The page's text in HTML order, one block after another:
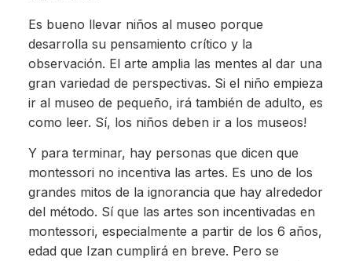
Es bueno llevar niños al museo porque
desarrolla su pensamiento crítico y la
observación. El arte amplia las mentes al dar una
gran variedad de perspectivas. Si el niño empieza
ir al museo de pequeño, irá también de adulto, es
como leer. Sí, los niños deben ir a los museos!
Y para terminar, hay personas que dicen que
montessori no incentiva las artes. Es uno de los
grandes mitos de la ignorancia que hay alrededor
del método. Sí que las artes son incentivadas en
montessori, especialmente a partir de los 6 años,
edad que Izan cumplirá en breve. Pero se